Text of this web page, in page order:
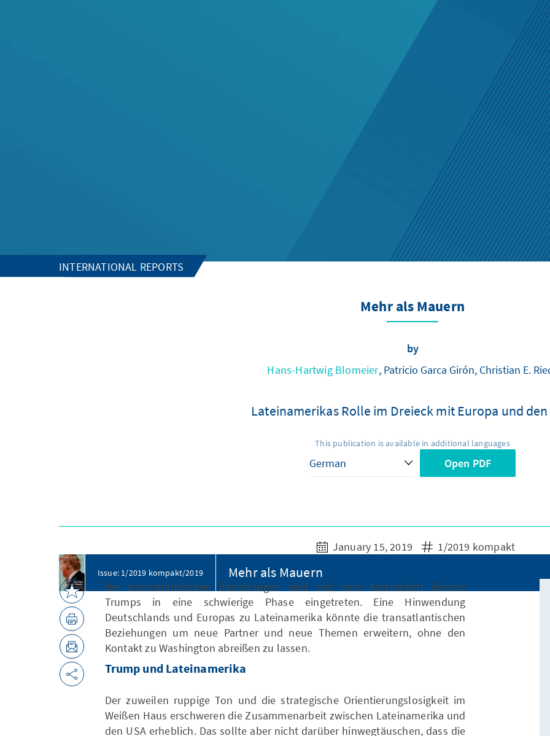
INTERNATIONAL REPORTS
Mehr als Mauern
by
Hans-Hartwig Blomeier, Patricio Garca Girón, Christian E.
Lateinamerikas Rolle im Dreieck mit Europa und den
This publication is available in additional languages
Open PDF
January 15, 2019 1/2019 kompakt
Issue: 1/2019 kompakt/2019 Mehr als Mauern
Die transatlantischen Beziehungen sind seit dem Amtsantritt Donald
Trumps in eine schwierige Phase eingetreten. Eine Hinwendung
Deutschlands und Europas zu Lateinamerika könnte die transatlantischen
Beziehungen um neue Partner und neue Themen erweitern, ohne den
Kontakt zu Washington abreißen zu lassen.
Trump und Lateinamerika
Der zuweilen ruppige Ton und die strategische Orientierungslosigkeit im
Weißen Haus erschweren die Zusammenarbeit zwischen Lateinamerika und
den USA erheblich. Das sollte aber nicht darüber hinwegtäuschen, dass die